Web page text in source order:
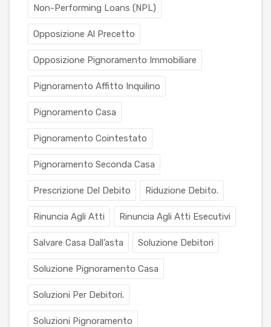
Non-Performing Loans (NPL)
Opposizione Al Precetto
Opposizione Pignoramento Immobiliare
Pignoramento Affitto Inquilino
Pignoramento Casa
Pignoramento Cointestato
Pignoramento Seconda Casa
Prescrizione Del Debito Riduzione Debito.
Rinuncia Agli Atti Rinuncia Agli Atti Esecutivi
Salvare Casa Dall’asta Soluzione Debitori
Soluzione Pignoramento Casa
Soluzioni Per Debitori.
Soluzioni Pignoramento